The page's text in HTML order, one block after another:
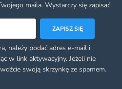
maila. Wystarczy się zapisać.
ZAPISZ SIĘ
należy podać adres e-mail i
w link aktywacyjny. Jeżeli nie
swoją skrzynkę ze spamem.